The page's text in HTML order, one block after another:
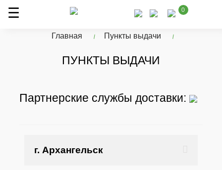
0
Главная Пункты выдачи
ПУНКТЫ ВЫДАЧИ
Партнерские службы доставки:
г. Архангельск